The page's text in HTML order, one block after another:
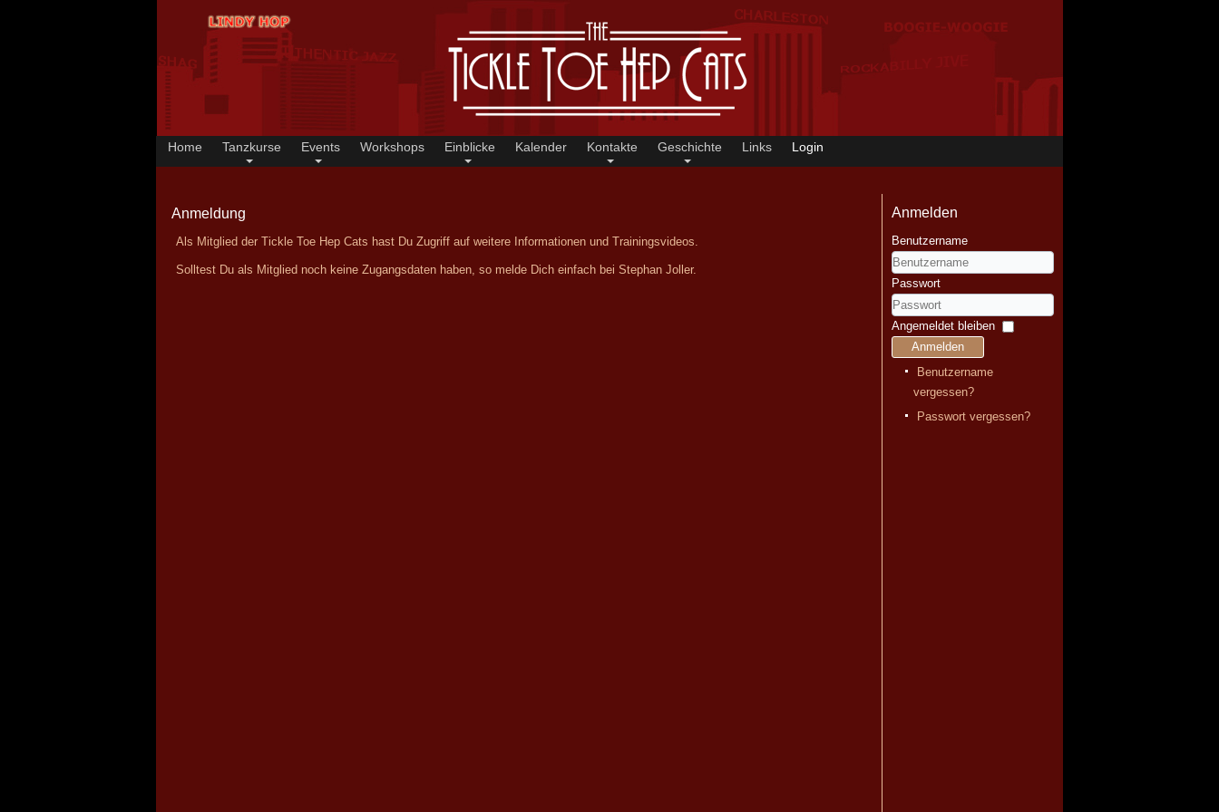
Home Tanzkurse Events Workshops Einblicke Kalender Kontakte Geschichte Links Login
Anmeldung
Als Mitglied der Tickle Toe Hep Cats hast Du Zugriff auf weitere Informationen und Trainingsvideos.
Solltest Du als Mitglied noch keine Zugangsdaten haben, so melde Dich einfach bei Stephan Joller.
Anmelden
Benutzername
Passwort
Angemeldet bleiben
Anmelden
Benutzername
vergessen?
Passwort vergessen?